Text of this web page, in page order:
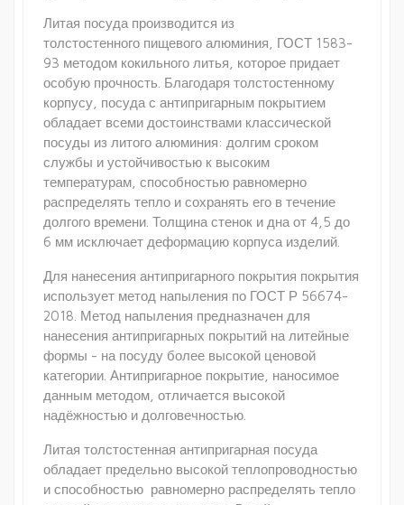
Литая посуда производится из
толстостенного пищевого алюминия, ГОСТ 1583-
93 методом кокильного литья, которое придает
особую прочность. Благодаря толстостенному
корпусу, посуда с антипригарным покрытием
обладает всеми достоинствами классической
посуды из литого алюминия: долгим сроком
службы и устойчивостью к высоким
температурам, способностью равномерно
распределять тепло и сохранять его в течение
долгого времени. Толщина стенок и дна от 4,5 до
6 мм исключает деформацию корпуса изделий.
Для нанесения антипригарного покрытия покрытия
использует метод напыления по ГОСТ Р 56674-
2018. Метод напыления предназначен для
нанесения антипригарных покрытий на литейные
формы - на посуду более высокой ценовой
категории. Антипригарное покрытие, наносимое
данным методом, отличается высокой
надёжностью и долговечностью.
Литая толстостенная антипригарная посуда
обладает предельно высокой теплопроводностью
и способностью равномерно распределять тепло